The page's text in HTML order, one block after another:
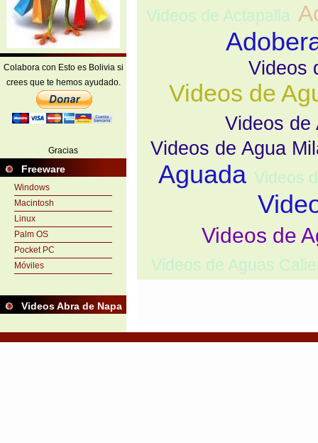
Colabora con Esto es Bolivia si
crees que te hemos ayudado.
Gracias
Freeware
Windows
Macintosh
Linux
Palm OS
Pocket PC
Móviles
Videos Abra de Napa
Videos de Actapalla
Videos
Videos de
Videos de
Videos de Agua
Aguada Videos
Videos de
Videos de Aguas